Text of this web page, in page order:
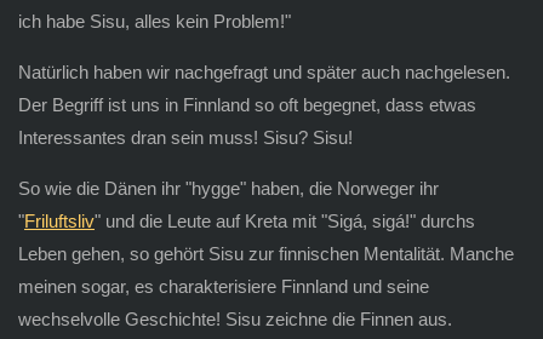
ich habe Sisu, alles kein Problem!"
Natürlich haben wir nachgefragt und später auch nachgelesen.
Der Begriff ist uns in Finnland so oft begegnet, dass etwas
Interessantes dran sein muss! Sisu? Sisu!
So wie die Dänen ihr "hygge" haben, die Norweger ihr
"Friluftsliv" und die Leute auf Kreta mit "Sigá, sigá!" durchs
Leben gehen, so gehört Sisu zur finnischen Mentalität. Manche
meinen sogar, es charakterisiere Finnland und seine
wechselvolle Geschichte! Sisu zeichne die Finnen aus.